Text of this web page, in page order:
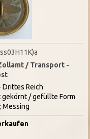
/ Transport -
Drittes Reich
/ gefüllte Form
Messing